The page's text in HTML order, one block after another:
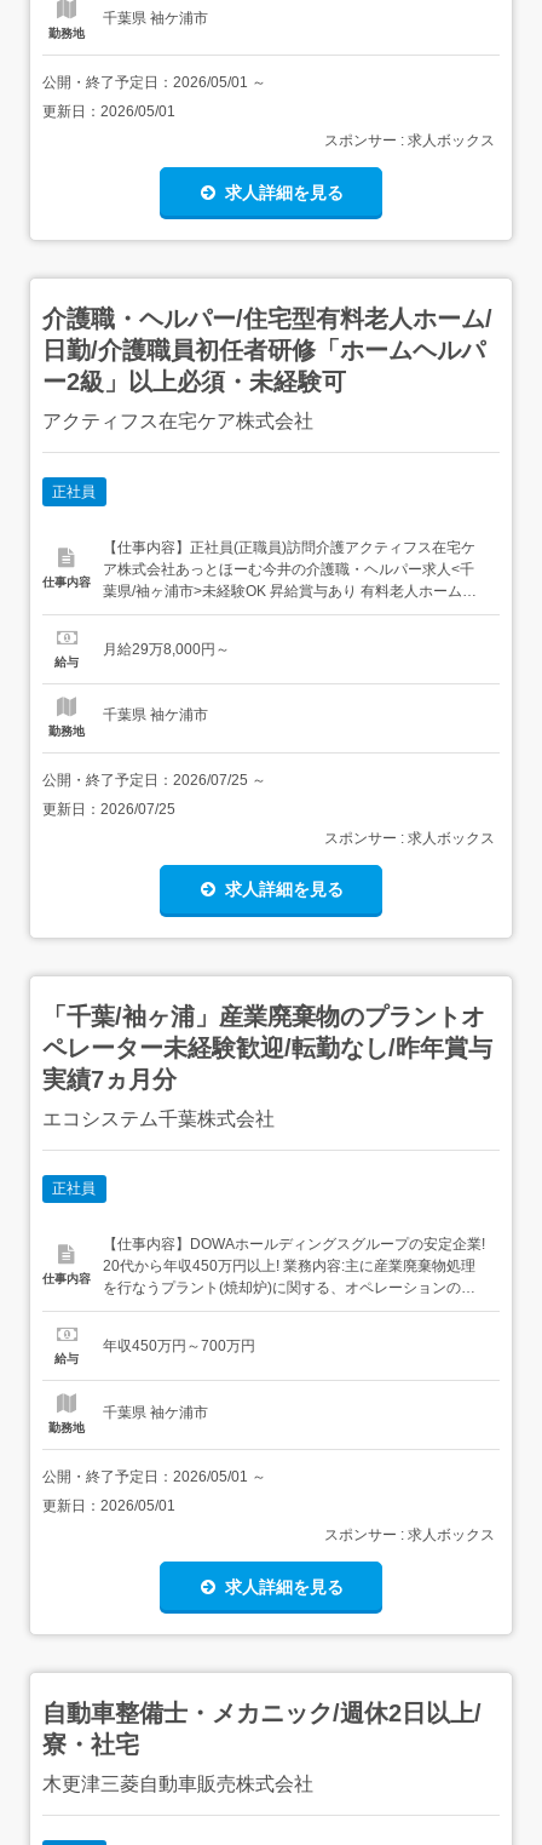
勤務地
千葉県 袖ケ浦市
公開・終了予定日： 2026/05/01 ～
更新日： 2026/05/01
スポンサー : 求人ボックス
求人詳細を見る
介護職・ヘルパー/住宅型有料老人ホーム/
日勤/介護職員初任者研修「ホームヘルパ
ー2級」以上必須・未経験可
アクティフス在宅ケア株式会社
正社員
仕事内容
【仕事内容】正社員(正職員)訪問介護アクティフス在宅ケ
ア株式会社あっとほーむ今井の介護職・ヘルパー求人<千
葉県/袖ヶ浦市>未経験OK 昇給賞与あり 有料老人ホームで
の介護職業務<正社員>車通勤可 未経験OK ボーナス・賞与
千葉県袖ケ浦市今井1-35-4JR内房線「 長浦(千葉)駅」 バ
給与
月給29万8,000円～
勤務地
千葉県 袖ケ浦市
公開・終了予定日： 2026/07/25 ～
更新日： 2026/07/25
スポンサー : 求人ボックス
求人詳細を見る
「千葉/袖ヶ浦」産業廃棄物のプラントオ
ペレーター未経験歓迎/転勤なし/昨年賞与
実績7ヵ月分
エコシステム千葉株式会社
正社員
仕事内容
【仕事内容】DOWAホールディングスグループの安定企業!
20代から年収450万円以上! 業務内容:主に産業廃棄物処理
を行なうプラント(焼却炉)に関する、オペレーションの管
理全般をお願いします。同社工場の焼却炉は、アジア圏で
常に動かす、重要ポジションでご活躍頂きます。<業務詳
給与
年収450万円～700万円
勤務地
千葉県 袖ケ浦市
公開・終了予定日： 2026/05/01 ～
更新日： 2026/05/01
スポンサー : 求人ボックス
求人詳細を見る
自動車整備士・メカニック/週休2日以上/
寮・社宅
木更津三菱自動車販売株式会社